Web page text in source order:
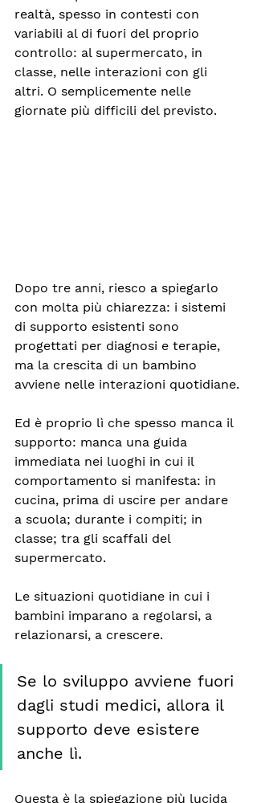
realtà, spesso in contesti con
variabili al di fuori del proprio
controllo: al supermercato, in
classe, nelle interazioni con gli
altri. O semplicemente nelle
giornate più difficili del previsto.
Dopo tre anni, riesco a spiegarlo
con molta più chiarezza: i sistemi
di supporto esistenti sono
progettati per diagnosi e terapie,
ma la crescita di un bambino
avviene nelle interazioni quotidiane.
Ed è proprio lì che spesso manca il
supporto: manca una guida
immediata nei luoghi in cui il
comportamento si manifesta: in
cucina, prima di uscire per andare
a scuola; durante i compiti; in
classe; tra gli scaffali del
supermercato.
Le situazioni quotidiane in cui i
bambini imparano a regolarsi, a
relazionarsi, a crescere.
Se lo sviluppo avviene fuori
dagli studi medici, allora il
supporto deve esistere
anche lì.
Questa è la spiegazione più lucida